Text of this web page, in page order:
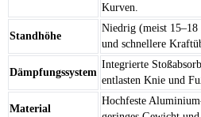
Kurven.
Standhöhe
Niedrig (meist
und schnellere
Dämpfungssystem
Integrierte
entlasten Knie und
Material
Hochfeste